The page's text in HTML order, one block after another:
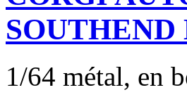
1/64 métal, en